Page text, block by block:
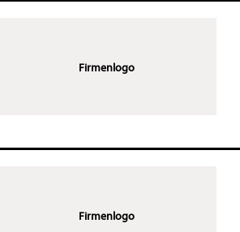
Firmenlogo
Firmenlogo